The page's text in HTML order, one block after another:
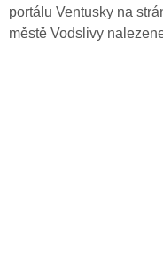
portálu Ventusky na
městě Vodslivy